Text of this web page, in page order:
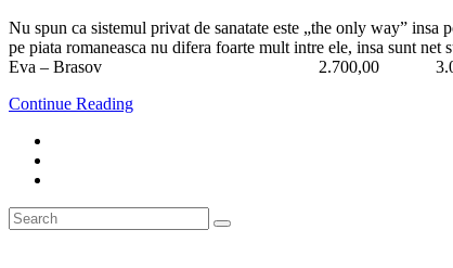
Nu spun ca sistemul privat de sanatate este „the only way”
pe piata romaneasca nu difera foarte mult intre ele,
Eva – Brasov 2.700,00 3.000,00
Continue Reading
Search
for:
Search